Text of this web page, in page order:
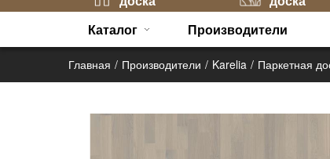
Каталог
Производители
Главная Производители Karelia Паркетная